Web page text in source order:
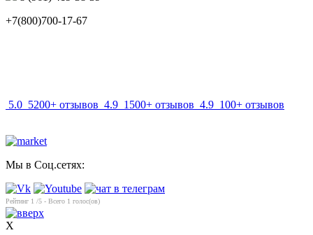
+7(800)700-17-67
5.0 5200+ отзывов 4.9 1500+ отзывов 4.9 100+ отзывов
Мы в Соц.сетях:
Рейтинг 1 /5 - Всего 1 голос(ов)
X